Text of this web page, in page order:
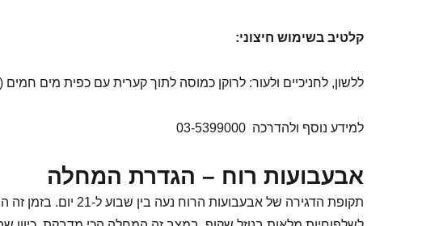
קלטיב בשימוש חיצוני:
ללשון, לחניכיים ולעור: לרוקן כמוסה לתוך קערית עם כפית מים חמים (למרקם סמיך) ולערבב היטב.
למידע נוסף ולהדרכה 03-5399000
אבעבועות רוח – הגדרת המחלה
תקופת הדגירה של